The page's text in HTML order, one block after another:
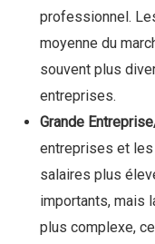
professionnel.
moyenne du
souvent plus
entreprises.
Grande
entreprises et
salaires plus
importants, mais
plus complexe,